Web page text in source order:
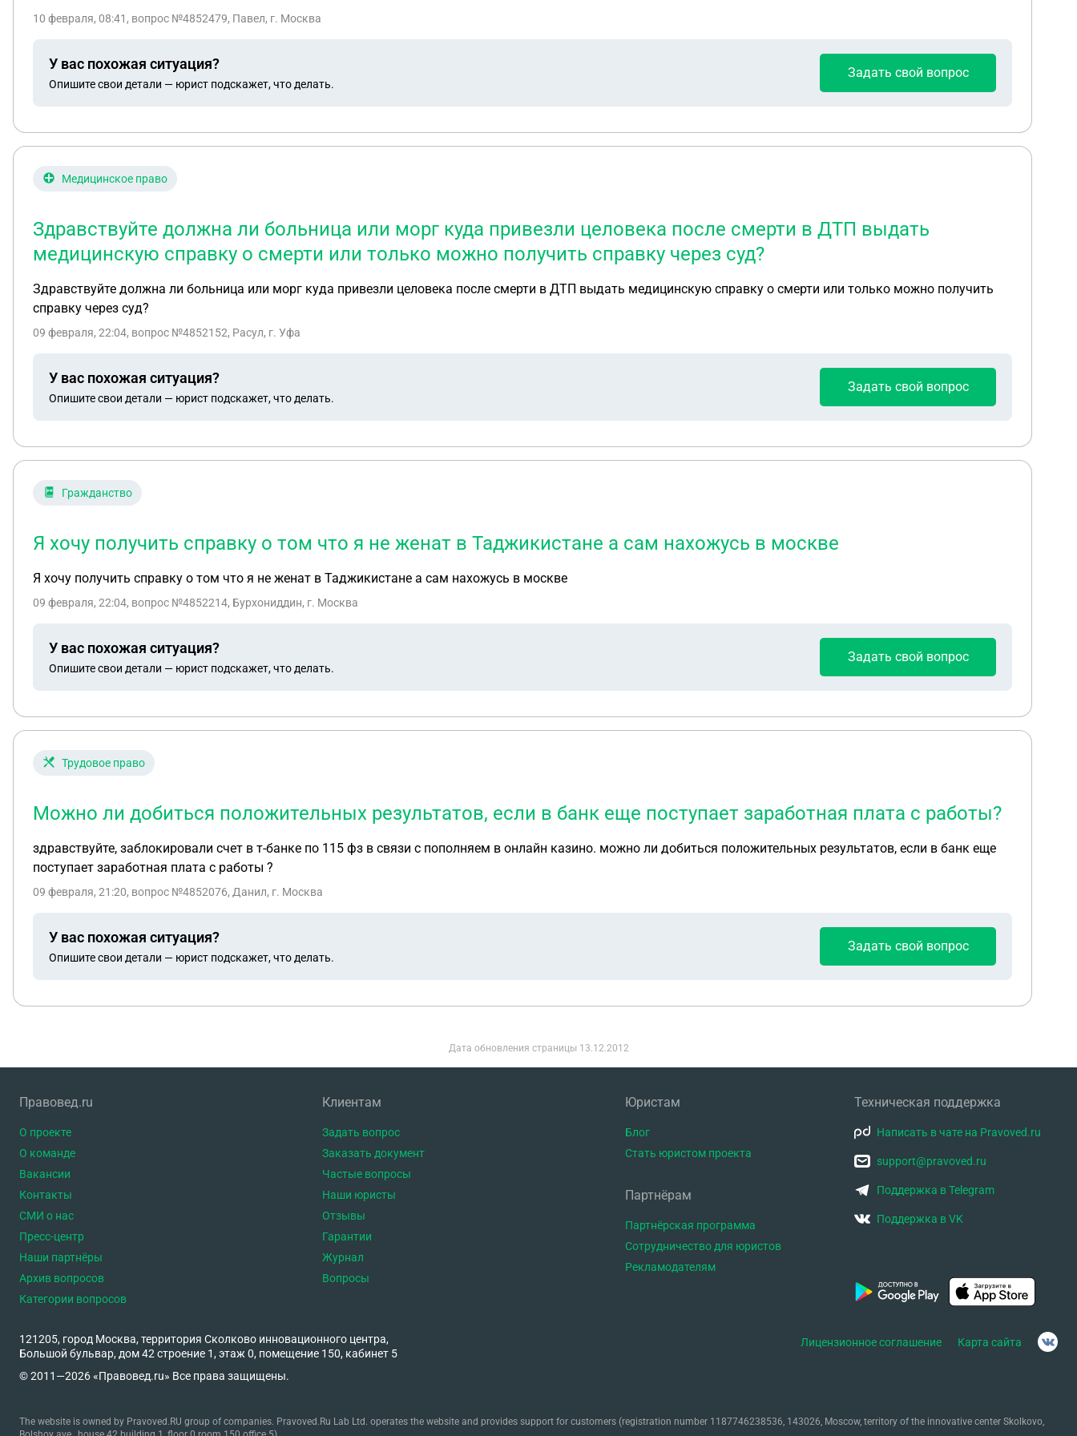
10 февраля, 08:41 , вопрос №4852479, Павел, г. Москва
У вас похожая ситуация?
Опишите свои детали — юрист подскажет, что делать.
Задать свой вопрос
Медицинское право
Здравствуйте должна ли больница или морг куда привезли целовека после смерти в ДТП выдать
медицинскую справку о смерти или только можно получить справку через суд?
Здравствуйте должна ли больница или морг куда привезли целовека после смерти в ДТП выдать медицинскую справку о смерти или только можно получить
справку через суд?
09 февраля, 22:04, вопрос №4852152, Расул, г. Уфа
У вас похожая ситуация?
Опишите свои детали — юрист подскажет, что делать.
Задать свой вопрос
Гражданство
Я хочу получить справку о том что я не женат в Таджикистане а сам нахожусь в москве
Я хочу получить справку о том что я не женат в Таджикистане а сам нахожусь в москве
09 февраля, 22:04, вопрос №4852214, Бурхониддин, г. Москва
У вас похожая ситуация?
Опишите свои детали — юрист подскажет, что делать.
Задать свой вопрос
Трудовое право
Можно ли добиться положительных результатов, если в банк еще поступает заработная плата с работы?
здравствуйте, заблокировали счет в т-банке по 115 фз в связи с пополняем в онлайн казино. можно ли добиться положительных результатов, если в банк еще
поступает заработная плата с работы ?
09 февраля, 21:20, вопрос №4852076, Данил, г. Москва
У вас похожая ситуация?
Опишите свои детали — юрист подскажет, что делать.
Задать свой вопрос
Дата обновления страницы 13.12.2012
Правовед.ru
О проекте
О команде
Вакансии
Контакты
СМИ о нас
Пресс-центр
Наши партнёры
Архив вопросов
Категории вопросов
Клиентам
Задать вопрос
Заказать документ
Частые вопросы
Наши юристы
Отзывы
Гарантии
Журнал
Вопросы
Юристам
Блог
Стать юристом проекта
Партнёрам
Партнёрская программа
Сотрудничество для юристов
Рекламодателям
Техническая поддержка
Написать в чате на Pravoved.ru
support@pravoved.ru
Поддержка в Telegram
Поддержка в VK
121205, город Москва, территория Сколково инновационного центра,
Большой бульвар, дом 42 строение 1, этаж 0, помещение 150, кабинет 5
© 2011—2026 «Правовед.ru» Все права защищены.
Лицензионное соглашение Карта сайта
The website is owned by Pravoved.RU group of companies. Pravoved.Ru Lab Ltd. operates the website and provides support for customers (registration number 1187746238536, 143026, Moscow, territory of the innovative center Skolkovo,